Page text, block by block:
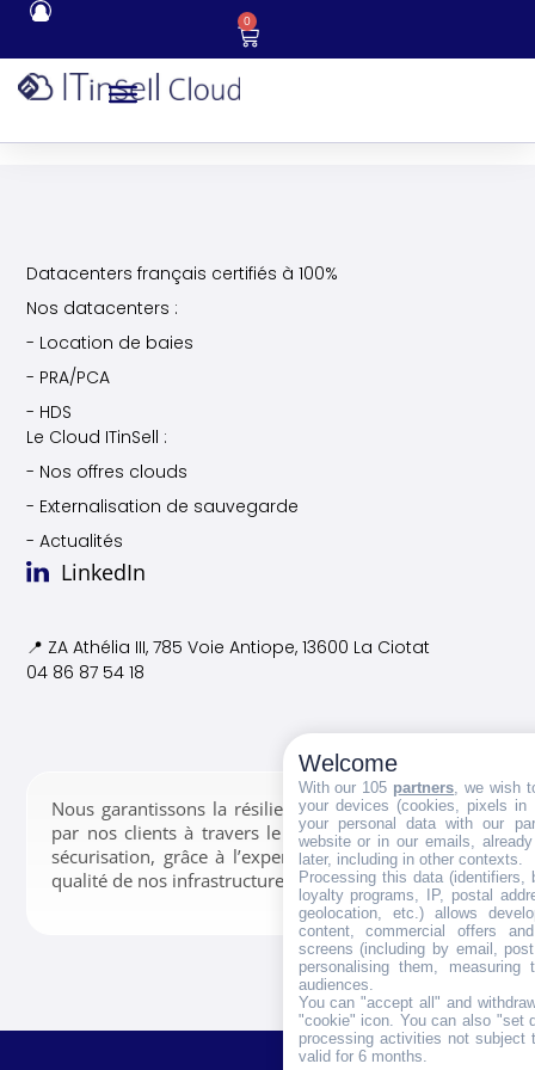
0
Datacenters français certifiés à 100%
Nos datacenters :
- Location de baies
- PRA/PCA
- HDS
Le Cloud ITinSell :
- Nos offres clouds
- Externalisation de sauvegarde
- Actualités
LinkedIn
📍 ZA Athélia III, 785 Voie Antiope, 13600 La Ciotat
04 86 87 54 18
Nous garantissons la résilience des données confiées
par nos clients à travers le stockage, la gestion et la
sécurisation, grâce à l’expertise de nos équipes et la
qualité de nos infrastructures.
Welcome
With our 105 partners , we wish
your devices (cookies, pixels
your personal data with our
website or in our emails,
later, including in other contexts.
Processing this data (identifiers,
loyalty programs, IP, postal
geolocation, etc.) allows
content, commercial offers
screens (including by email,
personalising them, measuring
audiences.
You can "accept all" and
"cookie" icon . You can also "set
processing activities not subject
valid for 6 months.